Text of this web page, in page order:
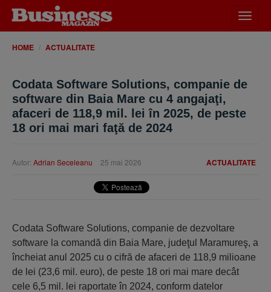
meniu
HOME ACTUALITATE
Codata Software Solutions, companie de
software din Baia Mare cu 4 angajaţi,
afaceri de 118,9 mil. lei în 2025, de peste
18 ori mai mari faţă de 2024
ACTUALITATE
Autor: Adrian Seceleanu 25 mai 2026
Codata Software Solutions, companie de dezvoltare
software la comandă din Baia Mare, judeţul Maramureş, a
încheiat anul 2025 cu o cifră de afaceri de 118,9 milioane
de lei (23,6 mil. euro), de peste 18 ori mai mare decât
cele 6,5 mil. lei raportate în 2024, conform datelor